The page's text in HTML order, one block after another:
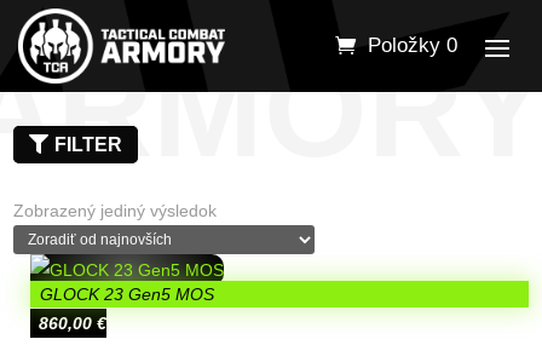
Položky 0
FILTER
Zobrazený jediný výsledok
GLOCK 23 Gen5 MOS
860,00€